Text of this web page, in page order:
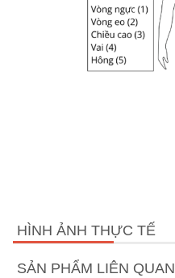
HÌNH ẢNH THỰC TẾ
SẢN PHẨM LIÊN QUAN